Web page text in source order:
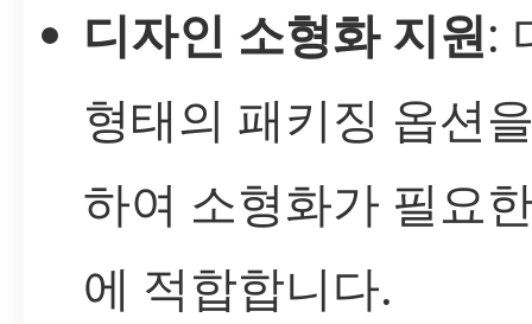
디자인 소형화 지원:
형태의 패키징 옵션
하여 소형화가 필요
에 적합합니다.